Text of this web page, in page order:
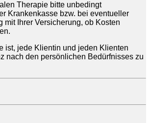
Therapie bitte unbedingt
Krankenkasse bzw. bei eventueller
mit Ihrer Versicherung, ob Kosten
ist, jede Klientin und jeden Klienten
nach den persönlichen Bedürfnisses zu